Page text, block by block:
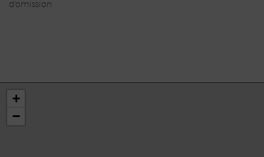
d'omission
+
−